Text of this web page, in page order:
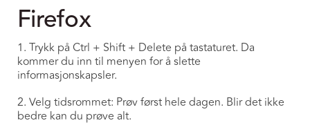
Firefox
1. Trykk på Ctrl + Shift + Delete på tastaturet. Da
kommer du inn til menyen for å slette
informasjonskapsler.
2. Velg tidsrommet: Prøv først hele dagen. Blir det ikke
bedre kan du prøve alt.